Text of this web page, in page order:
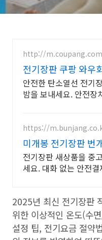
http://m.coupang.com
전기장판 쿠팡 와우
안전한 탄소열선 전기
밤을 보내세요. 안전장
https://
미개봉 전기장판 번
최대 브랜드 중고거
전기장판 새상품을 중
세요. 대화 없는 안전
상품 업로드
2025년 최신 전기장판
위한 이상적인 온도(수
설정 팁, 전기요금 절약